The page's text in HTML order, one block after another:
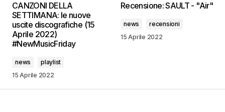
CANZONI DELLA
SETTIMANA: le nuove
uscite discografiche (15
Aprile 2022)
#NewMusicFriday
news
playlist
15 Aprile 2022
Recensione: SAULT - "Air"
news
recensioni
15 Aprile 2022